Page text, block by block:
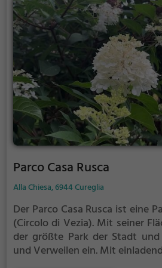
Parco Casa Rusca
Alla Chiesa, 6944 Cureglia
Der Parco Casa Rusca ist eine
(Circolo di Vezia). Mit seiner
der größte Park der Stadt
und Verweilen ein.Mit